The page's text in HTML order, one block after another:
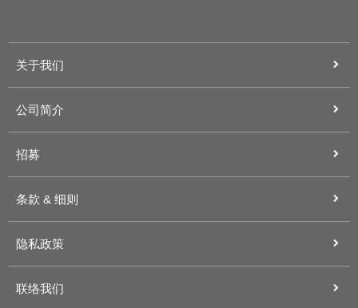
关于我们
公司简介
招募
条款 & 细则
隐私政策
联络我们